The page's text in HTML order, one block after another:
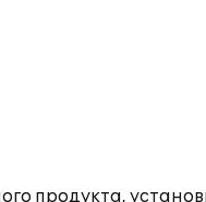
продукта,